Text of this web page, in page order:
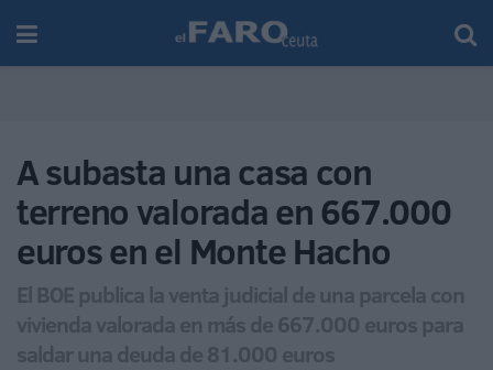
A subasta una casa con
terreno valorada en 667.000
euros en el Monte Hacho
El BOE publica la venta judicial de una parcela con
vivienda valorada en más de 667.000 euros para
saldar una deuda de 81.000 euros